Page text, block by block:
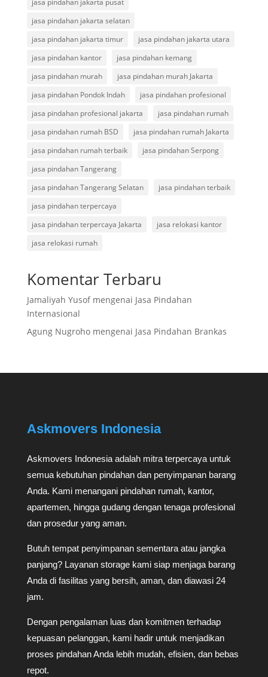
jasa pindahan jakarta selatan
jasa pindahan jakarta timur
jasa pindahan jakarta utara
jasa pindahan kantor
jasa pindahan kemang
jasa pindahan murah
jasa pindahan murah Jakarta
jasa pindahan Pondok Indah
jasa pindahan profesional
jasa pindahan profesional jakarta
jasa pindahan rumah
jasa pindahan rumah BSD
jasa pindahan rumah Jakarta
jasa pindahan rumah terbaik
jasa pindahan Serpong
jasa pindahan Tangerang
jasa pindahan Tangerang Selatan
jasa pindahan terbaik
jasa pindahan terpercaya
jasa pindahan terpercaya Jakarta
jasa relokasi kantor
jasa relokasi rumah
Komentar Terbaru
Jamaliyah Yusofmengenai Jasa Pindahan
Internasional
Agung Nugrohomengenai Jasa Pindahan Brankas
Askmovers Indonesia
Askmovers Indonesia adalah mitra terpercaya untuk
semua kebutuhan pindahan dan penyimpanan barang
Anda. Kami menangani pindahan rumah, kantor,
apartemen, hingga gudang dengan tenaga profesional
dan prosedur yang aman.
Butuh tempat penyimpanan sementara atau jangka
panjang? Layanan storage kami siap menjaga barang
Anda di fasilitas yang bersih, aman, dan diawasi 24
jam.
Dengan pengalaman luas dan komitmen terhadap
kepuasan pelanggan, kami hadir untuk menjadikan
proses pindahan Anda lebih mudah, efisien, dan bebas
repot.